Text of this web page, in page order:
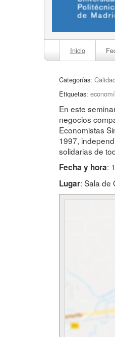
Inicio
Categorías:
Etiquetas:
En este
negocios
Economistas
1997,
solidarias de
Fecha y hora:
Lugar: Sala de